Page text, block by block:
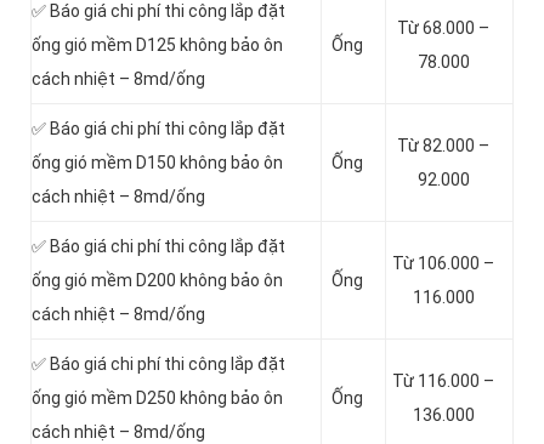
✅ Báo giá chi phí thi công lắp đặt
ống gió mềm D125 không bảo ôn
cách nhiệt – 8md/ống
Ống
Từ 68.000 –
78.000
✅ Báo giá chi phí thi công lắp đặt
ống gió mềm D150 không bảo ôn
cách nhiệt – 8md/ống
Ống
Từ 82.000 –
92.000
✅ Báo giá chi phí thi công lắp đặt
ống gió mềm D200 không bảo ôn
cách nhiệt – 8md/ống
Ống
Từ 106.000 –
116.000
✅ Báo giá chi phí thi công lắp đặt
ống gió mềm D250 không bảo ôn
cách nhiệt – 8md/ống
Ống
Từ 116.000 –
136.000